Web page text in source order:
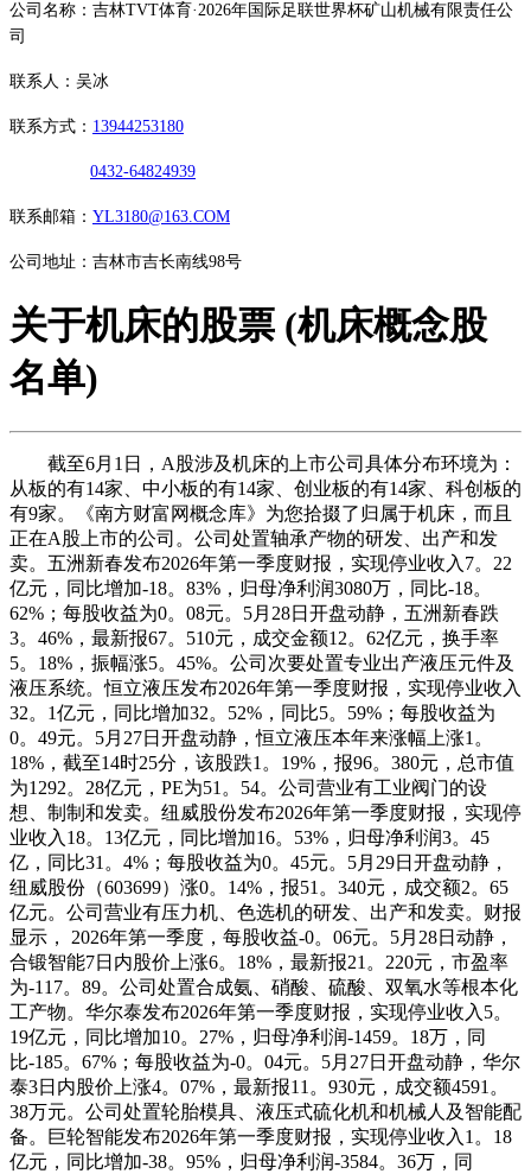
公司名称：吉林TVT体育·2026年国际足联世界杯矿山机械有限责任公
司
联系人：吴冰
联系方式： 13944253180
0432-64824939
联系邮箱： YL3180@163.COM
公司地址：吉林市吉长南线98号
关于机床的股票 (机床概念股
名单)
截至6月1日，A股涉及机床的上市公司具体分布环境为：
从板的有14家、中小板的有14家、创业板的有14家、科创板的
有9家。《南方财富网概念库》为您拾掇了归属于机床，而且
正在A股上市的公司。公司处置轴承产物的研发、出产和发
卖。五洲新春发布2026年第一季度财报，实现停业收入7。22
亿元，同比增加-18。83%，归母净利润3080万，同比-18。
62%；每股收益为0。08元。5月28日开盘动静，五洲新春跌
3。46%，最新报67。510元，成交金额12。62亿元，换手率
5。18%，振幅涨5。45%。公司次要处置专业出产液压元件及
液压系统。恒立液压发布2026年第一季度财报，实现停业收入
32。1亿元，同比增加32。52%，同比5。59%；每股收益为
0。49元。5月27日开盘动静，恒立液压本年来涨幅上涨1。
18%，截至14时25分，该股跌1。19%，报96。380元，总市值
为1292。28亿元，PE为51。54。公司营业有工业阀门的设
想、制制和发卖。纽威股份发布2026年第一季度财报，实现停
业收入18。13亿元，同比增加16。53%，归母净利润3。45
亿，同比31。4%；每股收益为0。45元。5月29日开盘动静，
纽威股份（603699）涨0。14%，报51。340元，成交额2。65
亿元。公司营业有压力机、色选机的研发、出产和发卖。财报
显示， 2026年第一季度，每股收益-0。06元。5月28日动静，
合锻智能7日内股价上涨6。18%，最新报21。220元，市盈率
为-117。89。公司处置合成氨、硝酸、硫酸、双氧水等根本化
工产物。华尔泰发布2026年第一季度财报，实现停业收入5。
19亿元，同比增加10。27%，归母净利润-1459。18万，同
比-185。67%；每股收益为-0。04元。5月27日开盘动静，华尔
泰3日内股价上涨4。07%，最新报11。930元，成交额4591。
38万元。公司处置轮胎模具、液压式硫化机和机械人及智能配
备。巨轮智能发布2026年第一季度财报，实现停业收入1。18
亿元，同比增加-38。95%，归母净利润-3584。36万，同